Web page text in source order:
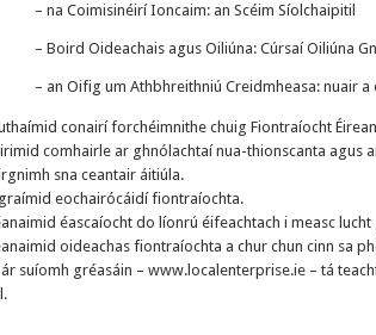
– na Coimisinéirí Ioncaim: an Scéim Síolchaipitil
– Boird Oideachais agus Oiliúna: Cúrsaí Oiliúna
– an Oifig um Athbhreithniú Creidmheasa: nuair
conairí forchéimnithe chuig Fiontraíocht
comhairle ar ghnólachtaí nua-thionscanta
sna ceantair áitiúla.
eochairócáidí fiontraíochta.
éascaíocht do líonrú éifeachtach i measc lucht
oideachas fiontraíochta a chur chun cinn sa
suíomh gréasáin – www.localenterprise.ie – tá